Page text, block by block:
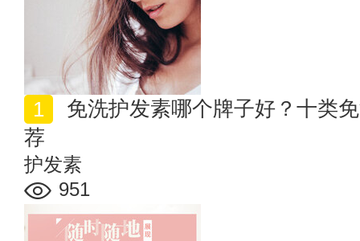
荐
护发素
951